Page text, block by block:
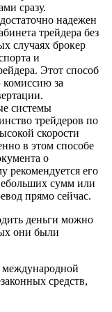
сразу.
надежен
трейдера без
случаях брокер
и
Этот способ
комиссию за
системы
трейдеров по
скорости
в этом способе
о
рекомендуется его
сумм или
прямо сейчас.
деньги можно
они были
международной
средств,